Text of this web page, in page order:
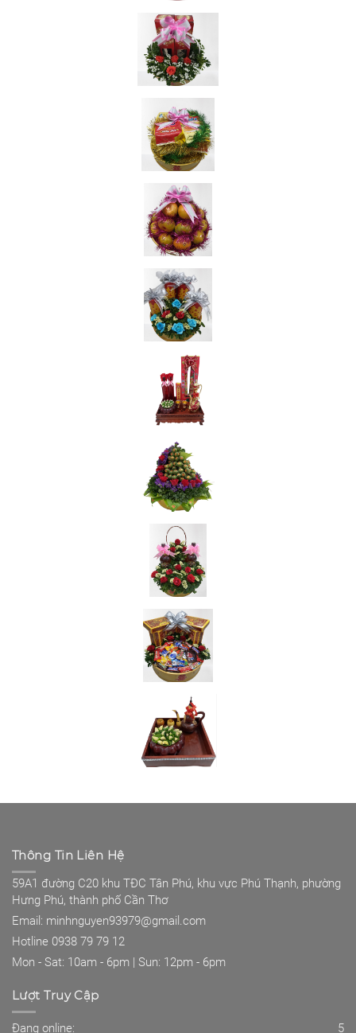
Thông Tin Liên Hệ
59A1 đường C20 khu TĐC Tân Phú, khu vực Phú Thạnh, phường
Hưng Phú, thành phố Cần Thơ
Email: minhnguyen93979@gmail.com
Hotline 0938 79 79 12
Mon - Sat: 10am - 6pm | Sun: 12pm - 6pm
Lượt Truy Cập
Đang online: 5